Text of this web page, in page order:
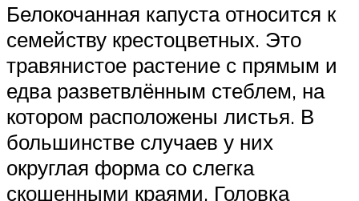
Белокочанная капуста относится к
семейству крестоцветных. Это
травянистое растение с прямым и
едва разветвлённым стеблем, на
котором расположены листья. В
большинстве случаев у них
округлая форма со слегка
скошенными краями. Головка